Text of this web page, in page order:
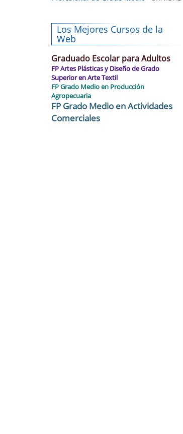
Los Mejores Cursos de la
Web
Graduado Escolar para Adultos
FP Artes Plásticas y Diseño de Grado
Superior en Arte Textil
FP Grado Medio en Producción
Agropecuaria
FP Grado Medio en Actividades
Comerciales